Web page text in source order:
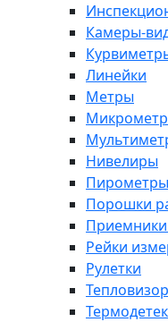
Камеры-
Линейки
Метры
Нивелиры
Пирометры
Порошки
Приемники
Рейки
Рулетки